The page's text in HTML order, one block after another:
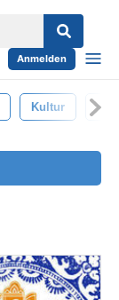
Anmelden
Kultur